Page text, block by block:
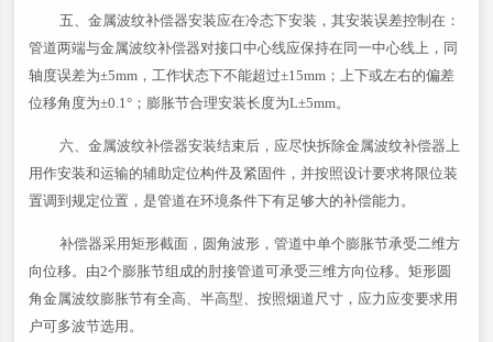
五、金属波纹补偿器安装应在冷态下安装，其安装误差控制在：
管道两端与金属波纹补偿器对接口中心线应保持在同一中心线上，同
轴度误差为±5mm，工作状态下不能超过±15mm；上下或左右的偏差
位移角度为±0.1°；膨胀节合理安装长度为L±5mm。
六、金属波纹补偿器安装结束后，应尽快拆除金属波纹补偿器上
用作安装和运输的辅助定位构件及紧固件，并按照设计要求将限位装
置调到规定位置，是管道在环境条件下有足够大的补偿能力。
补偿器采用矩形截面，圆角波形，管道中单个膨胀节承受二维方
向位移。由2个膨胀节组成的肘接管道可承受三维方向位移。矩形圆
角金属波纹膨胀节有全高、半高型、按照烟道尺寸，应力应变要求用
户可多波节选用。